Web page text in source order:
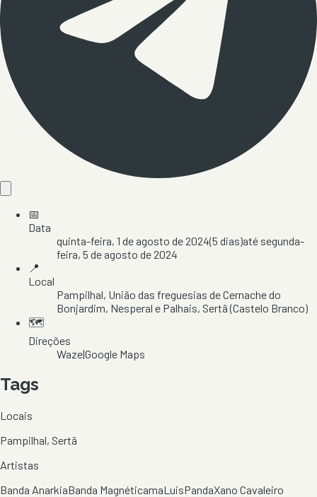
📅
Data
quinta-feira, 1 de agosto de 2024(5 dias)até segunda-
feira, 5 de agosto de 2024
📍
Local
Pampilhal, União das freguesias de Cernache do
Bonjardim, Nesperal e Palhais, Sertã(Castelo Branco)
🗺️
Direções
Waze|Google Maps
Tags
Locais
Pampilhal, Sertã
Artistas
Banda AnarkiaBanda MagnéticamaLuisPandaXano Cavaleiro